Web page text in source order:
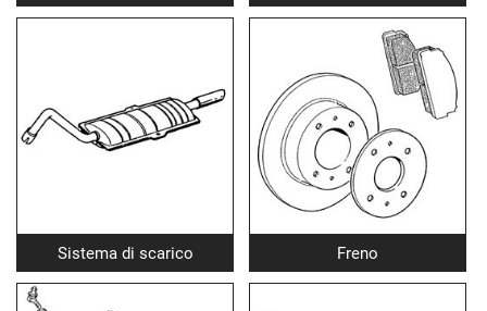
Sistema di scarico Freno